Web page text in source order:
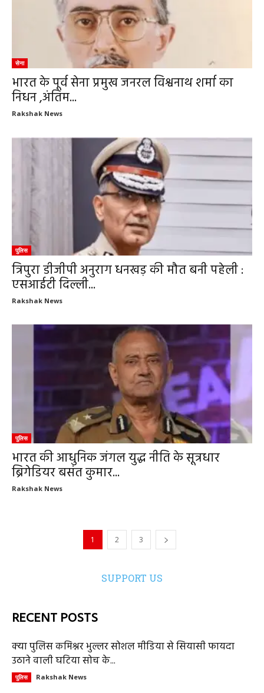
सेना
भारत के पूर्व सेना प्रमुख जनरल विश्वनाथ शर्मा का
निधन ,अंतिम...
Rakshak News
पुलिस
त्रिपुरा डीजीपी अनुराग धनखड़ की मौत बनी पहेली :
एसआईटी दिल्ली...
Rakshak News
पुलिस
भारत की आधुनिक जंगल युद्ध नीति के सूत्रधार
ब्रिगेडियर बसंत कुमार...
Rakshak News
1 2 3
SUPPORT US
RECENT POSTS
क्या पुलिस कमिश्नर भुल्लर सोशल मीडिया से सियासी फायदा
उठाने वाली घटिया सोच के...
पुलिस Rakshak News